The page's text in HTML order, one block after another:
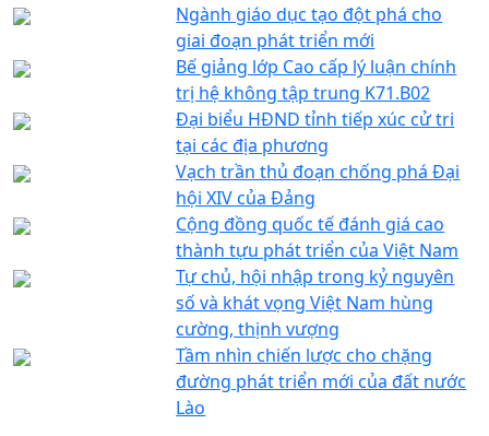
Ngành giáo dục tạo đột phá cho
giai đoạn phát triển mới
Bế giảng lớp Cao cấp lý luận chính
trị hệ không tập trung K71.B02
Đại biểu HĐND tỉnh tiếp xúc cử tri
tại các địa phương
Vạch trần thủ đoạn chống phá Đại
hội XIV của Đảng
Cộng đồng quốc tế đánh giá cao
thành tựu phát triển của Việt Nam
Tự chủ, hội nhập trong kỷ nguyên
số và khát vọng Việt Nam hùng
cường, thịnh vượng
Tầm nhìn chiến lược cho chặng
đường phát triển mới của đất nước
Lào